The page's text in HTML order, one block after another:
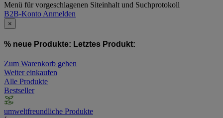
Menü für vorgeschlagenen Siteinhalt und Suchprotokoll
B2B-Konto Anmelden
×
% neue Produkte: Letztes Produkt:
Zum Warenkorb gehen
Weiter einkaufen
Alle Produkte
Bestseller
umweltfreundliche Produkte